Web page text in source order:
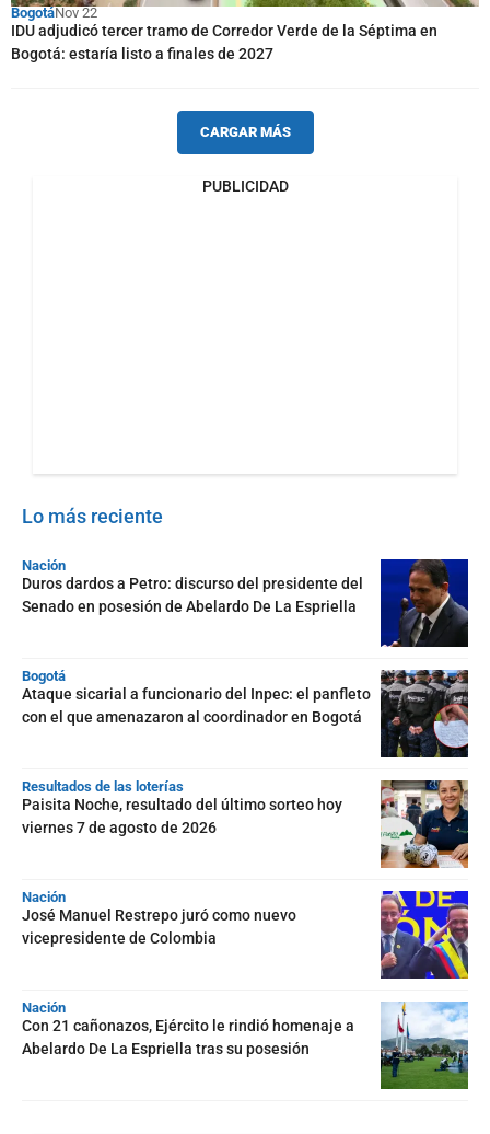
BogotáNov 22
IDU adjudicó tercer tramo de Corredor Verde de la Séptima en
Bogotá: estaría listo a finales de 2027
CARGAR MÁS
PUBLICIDAD
Lo más reciente
Nación
Duros dardos a Petro: discurso del presidente del
Senado en posesión de Abelardo De La Espriella
Bogotá
Ataque sicarial a funcionario del Inpec: el panfleto
con el que amenazaron al coordinador en Bogotá
Resultados de las loterías
Paisita Noche, resultado del último sorteo hoy
viernes 7 de agosto de 2026
Nación
José Manuel Restrepo juró como nuevo
vicepresidente de Colombia
Nación
Con 21 cañonazos, Ejército le rindió homenaje a
Abelardo De La Espriella tras su posesión